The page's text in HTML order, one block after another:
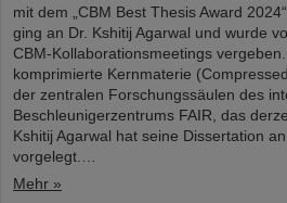
mit dem „CBM Best Thesis Award
ging an Dr. Kshitij Agarwal und wurde
CBM-Kollaborationsmeetings
komprimierte Kernmaterie
der zentralen Forschungssäulen des
Beschleunigerzentrums FAIR, das
Kshitij Agarwal hat seine Dissertation
vorgelegt.…
Mehr »